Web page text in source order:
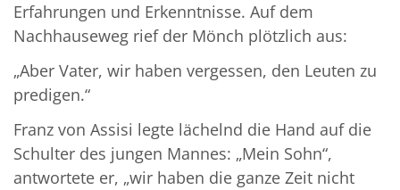
Erfahrungen und Erkenntnisse. Auf dem
Nachhauseweg rief der Mönch plötzlich aus:
„Aber Vater, wir haben vergessen, den Leuten zu
predigen.“
Franz von Assisi legte lächelnd die Hand auf die
Schulter des jungen Mannes: „Mein Sohn“,
antwortete er, „wir haben die ganze Zeit nicht